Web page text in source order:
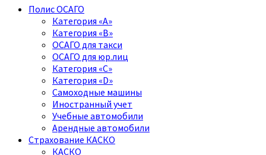
Полис ОСАГО
Категория «A»
Категория «B»
ОСАГО для такси
ОСАГО для юр.лиц
Категория «C»
Категория «D»
Самоходные машины
Иностранный учет
Учебные автомобили
Арендные автомобили
Страхование КАСКО
КАСКО